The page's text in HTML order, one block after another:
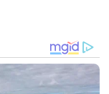
ആവശ്യങ്ങള്‍
കൂടുതല്‍
വ്യവസായ,